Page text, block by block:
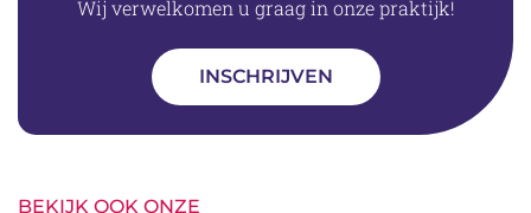
Wij verwelkomen u graag in onze praktijk!
INSCHRIJVEN
BEKIJK OOK ONZE